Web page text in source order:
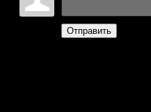
Отправить